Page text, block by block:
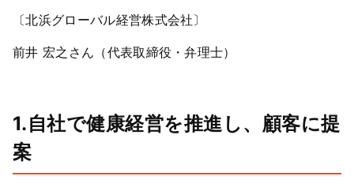
〔北浜グローバル経営株式会社〕
前井 宏之さん（代表取締役・弁理士）
1.自社で健康経営を推進し、顧客に提
案